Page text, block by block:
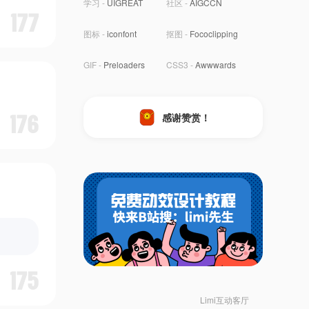
学习 - UIGREAT 社区 -AIGCCN
图标 -iconfont 抠图 - Fococlipping
GIF - Preloaders CSS3 -Awwwards
感谢赞赏！
Limi互动客厅